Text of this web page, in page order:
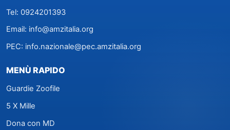
Tel: 0924201393
Email: info@amzitalia.org
PEC: info.nazionale@pec.amzitalia.org
MENÙ RAPIDO
Guardie Zoofile
5 X Mille
Dona con MD